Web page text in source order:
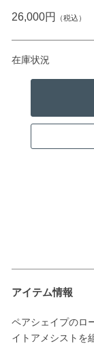
26,000円 （税込）
在庫状況
アイテム情報
ペアシェイプのロ
イトアメシストを